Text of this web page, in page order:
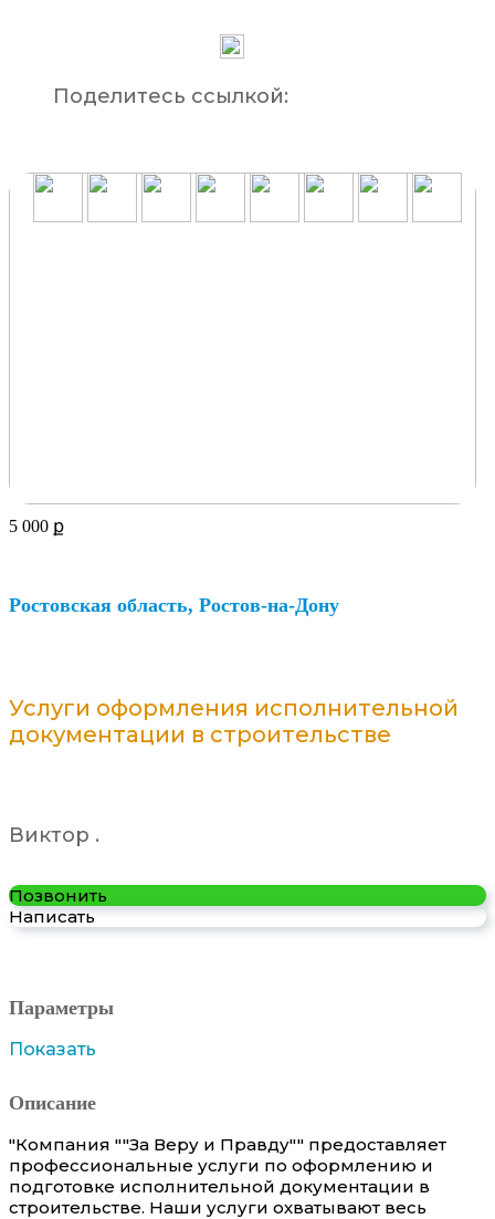
Поделитесь ссылкой:
5 000 ք
Ростовская область, Ростов-на-Дону
Услуги оформления исполнительной
документации в строительстве
Виктор .
Позвонить
Написать
Параметры
Показать
Описание
"Компания ""За Веру и Правду"" предоставляет
профессиональные услуги по оформлению и
подготовке исполнительной документации в
строительстве. Наши услуги охватывают весь